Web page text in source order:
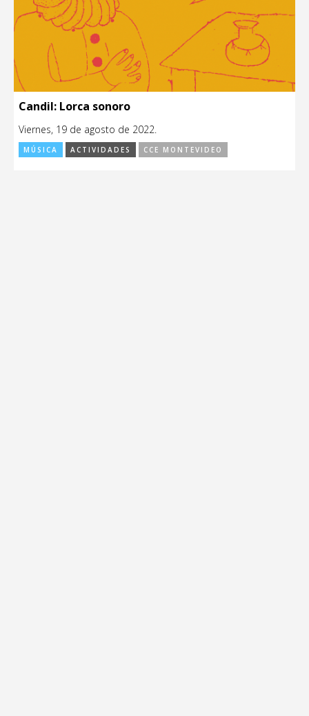
Candil: Lorca sonoro
Viernes, 19 de agosto de 2022.
MÚSICA ACTIVIDADES CCE MONTEVIDEO